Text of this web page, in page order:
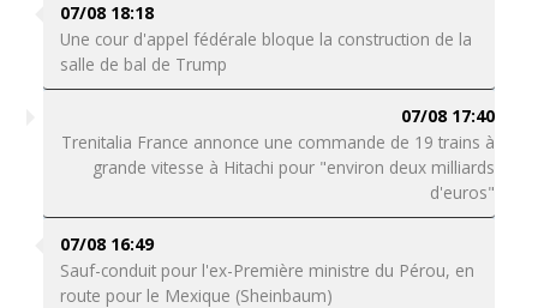
07/08 18:18
Une cour d'appel fédérale bloque la construction de la
salle de bal de Trump
07/08 17:40
Trenitalia France annonce une commande de 19 trains à
grande vitesse à Hitachi pour "environ deux milliards
d'euros"
07/08 16:49
Sauf-conduit pour l'ex-Première ministre du Pérou, en
route pour le Mexique (Sheinbaum)